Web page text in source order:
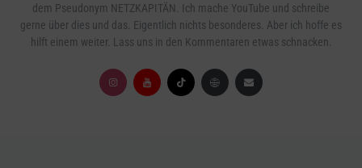
dem Pseudonym NETZKAPITÄN. Ich mache YouTube und schreibe
gerne über dies und das. Eigentlich nichts besonderes. Aber ich hoffe es
hilft einem weiter. Lass uns in den Kommentaren etwas schnacken.